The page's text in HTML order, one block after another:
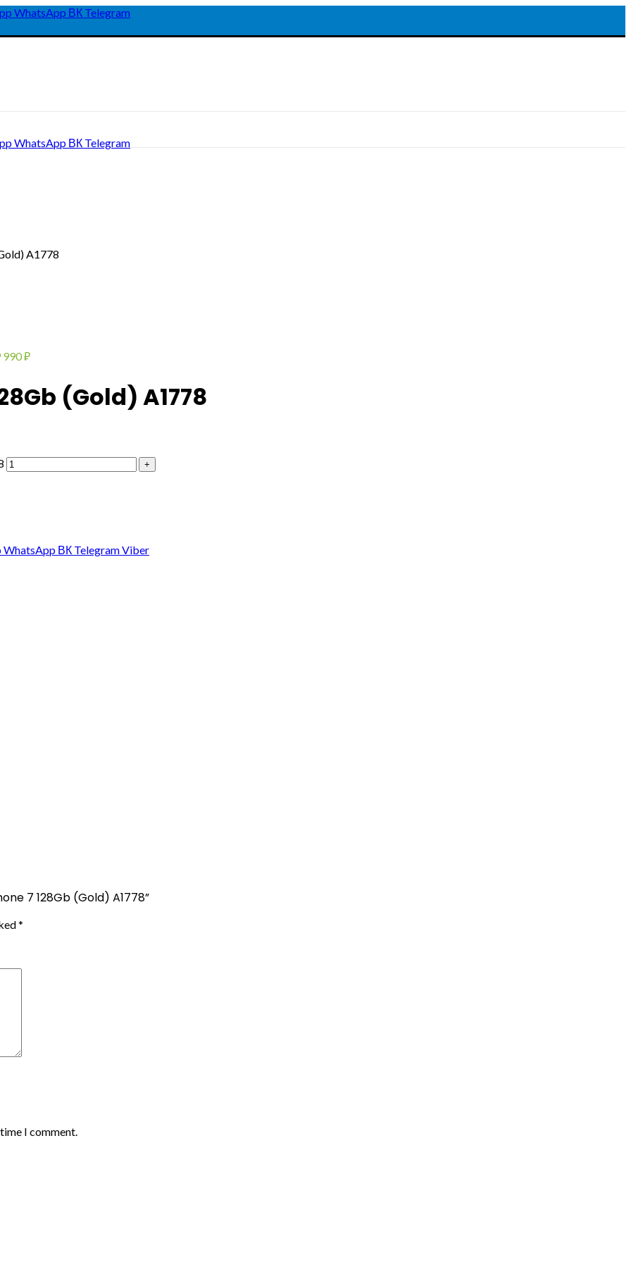
WhatsApp ВК Telegram
WhatsApp ВК Telegram
A1778
990₽
(Gold) A1778
WhatsApp ВК TelegramViber
7 128Gb (Gold) A1778”
*
I comment.